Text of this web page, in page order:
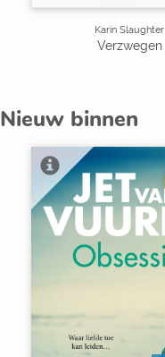
Karin Slaughter
Verzwegen
Nieuw binnen